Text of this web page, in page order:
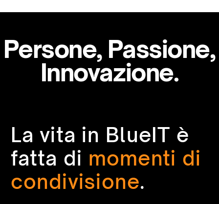
Persone, Passione,
Innovazione.
La vita in BlueIT è
fatta di momenti di
condivisione.